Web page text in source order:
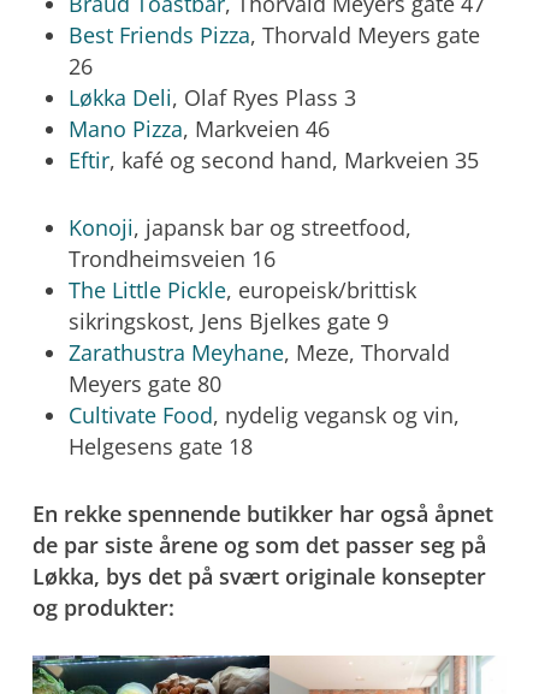
Best Friends Pizza, Thorvald Meyers gate
26
Løkka Deli, Olaf Ryes Plass 3
Mano Pizza, Markveien 46
Eftir, kafé og second hand, Markveien 35
Konoji, japansk bar og streetfood,
Trondheimsveien 16
The Little Pickle, europeisk/brittisk
sikringskost, Jens Bjelkes gate 9
Zarathustra Meyhane, Meze, Thorvald
Meyers gate 80
Cultivate Food, nydelig vegansk og vin,
Helgesens gate 18
En rekke spennende butikker har også åpnet
de par siste årene og som det passer seg på
Løkka, bys det på svært originale konsepter
og produkter: